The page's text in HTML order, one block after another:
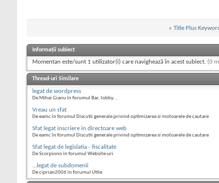
« Title Plus
Informații subiect
Momentan este/sunt 1 utilizator(i) care navighează în acest subiect. (0
Thread-uri Similare
legat de wordpress
De Mihai Gianu în forumul Bar, lobby...
Vreau un sfat
De eamc în forumul Discutii generale privind optimizarea si motoarele de cautare
Sfat legat inscriere in directoare web
De eamc în forumul Discutii generale privind optimizarea si motoarele de cautare
Sfat legat de legislatia - fiscalitate
De Scorpiono în forumul Website-uri
...legat de subdomenii
De ciprian2006 în forumul Utile